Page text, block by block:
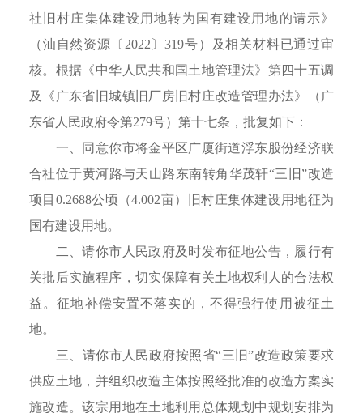
社旧村庄集体建设用地转为国有建设用地的请示》
（汕自然资源〔2022〕319号）及相关材料已通过审
核。根据《中华人民共和国土地管理法》第四十五调
及《广东省旧城镇旧厂房旧村庄改造管理办法》（广
东省人民政府令第279号）第十七条，批复如下：
一、同意你市将金平区广厦街道浮东股份经济联
合社位于黄河路与天山路东南转角华茂轩“三旧”改造
项目0.2688公顷（4.002亩）旧村庄集体建设用地征为
国有建设用地。
二、请你市人民政府及时发布征地公告，履行有
关批后实施程序，切实保障有关土地权利人的合法权
益。征地补偿安置不落实的，不得强行使用被征土
地。
三、请你市人民政府按照省“三旧”改造政策要求
供应土地，并组织改造主体按照经批准的改造方案实
施改造。该宗用地在土地利用总体规划中规划安排为